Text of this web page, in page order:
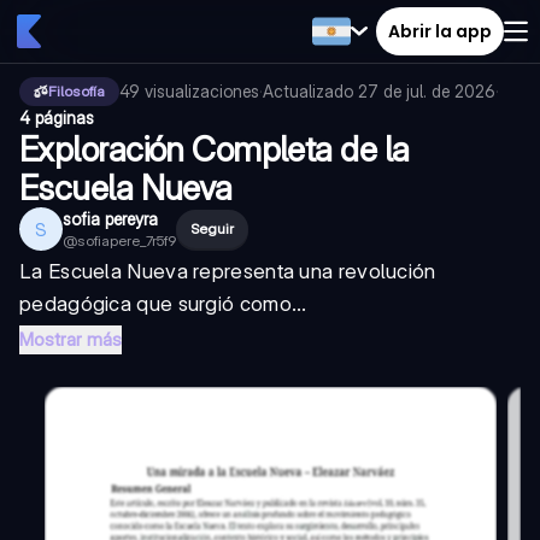
Abrir la app
Filosofía 49 visualizaciones·Actualizado 27 de jul. de 2026·
4 páginas
Exploración Completa de la
Escuela Nueva
S sofia pereyra
@sofiapere_7r5f9
Seguir
La Escuela Nueva representa una revolución
pedagógica que surgió como...
Mostrar más